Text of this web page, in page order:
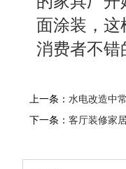
面涂装，这
消费者不错
上一条： 水电改造中
下一条： 客厅装修家